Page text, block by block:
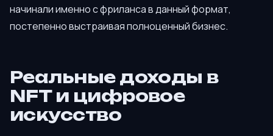
начинали именно с фриланса в данный формат,
постепенно выстраивая полноценный бизнес.
Реальные доходы в
NFT и цифровое
искусство